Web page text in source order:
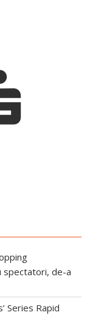
spectatori, de-a
Series Rapid